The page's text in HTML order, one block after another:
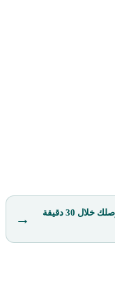
→